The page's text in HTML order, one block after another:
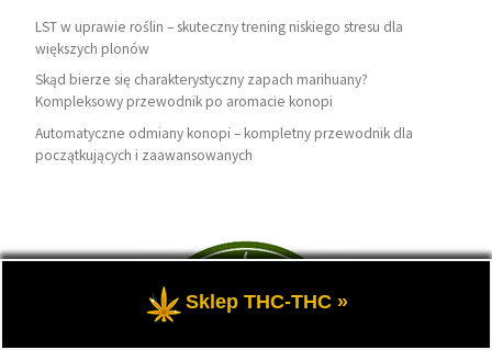
LST w uprawie roślin – skuteczny trening niskiego stresu dla
większych plonów
Skąd bierze się charakterystyczny zapach marihuany?
Kompleksowy przewodnik po aromacie konopi
Automatyczne odmiany konopi – kompletny przewodnik dla
początkujących i zaawansowanych
Sklep THC-THC »